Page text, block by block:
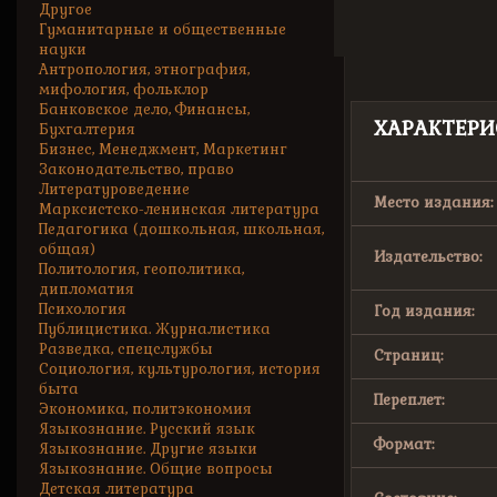
Другое
Гуманитарные и общественные
науки
Антропология, этнография,
мифология, фольклор
Банковское дело, Финансы,
Бухгалтерия
Бизнес, Менеджмент, Маркетинг
Законодательство, право
Литературоведение
Марксистско-ленинская литература
Педагогика (дошкольная, школьная,
общая)
Политология, геополитика,
дипломатия
Психология
Публицистика. Журналистика
Разведка, спецслужбы
Социология, культурология, история
быта
Экономика, политэкономия
Языкознание. Русский язык
Языкознание. Другие языки
Языкознание. Общие вопросы
Детская литература
Место издания:
Издательство:
Год издания:
Страниц:
Переплет:
Формат: